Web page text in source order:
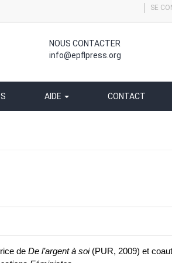
SE
NOUS CONTACTER
info@epflpress.org
AIDE CONTACT
de De l’argent à soi (PUR, 2009) et